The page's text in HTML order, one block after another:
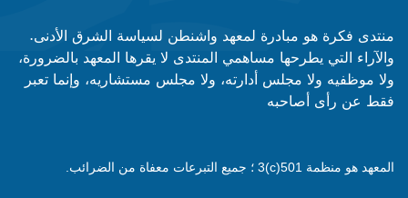
منتدى فكرة هو مبادرة لمعهد واشنطن لسياسة الشرق الأدنى.
والآراء التي يطرحها مساهمي المنتدى لا يقرها المعهد بالضرورة،
ولا موظفيه ولا مجلس أدارته، ولا مجلس مستشاريه، وإنما تعبر
فقط عن رأى أصاحبه
المعهد هو منظمة 501(c)3 ؛ جميع التبرعات معفاة من الضرائب.